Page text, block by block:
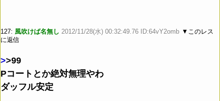
127: 風吹けば名無し 2012/11/28(水) 00:32:49.76 ID:64vY2omb ▼このレス
に返信
>>99
Pコートとか絶対無理やわ
ダッフル安定